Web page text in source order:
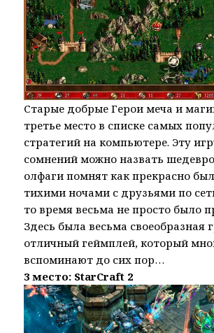
Старые добрые Герои меча и
третье место в списке самых
стратегий на компьютере. Эту
сомнений можно назвать
олфаги помнят как прекрасно
тихими ночами с друзьями по
то время весьма не просто было
Здесь была весьма своеобразная
отличный геймплей, который
вспоминают до сих пор…
3 место: StarCraft 2